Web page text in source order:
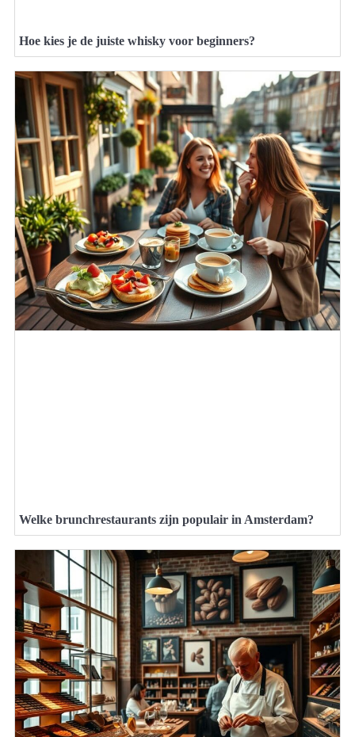
Hoe kies je de juiste whisky voor beginners?
Welke brunchrestaurants zijn populair in Amsterdam?